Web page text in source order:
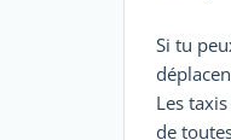
Si tu
Les
de